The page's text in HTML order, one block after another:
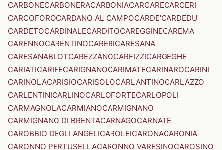
CARBONECARBONERACARBONIACARCARECARCERI
CARCOFOROCARDANO AL CAMPOCARDE'CARDEDU
CARDETOCARDINALECARDITOCAREGGINECAREMA
CARENNOCARENTINOCARERICARESANA
CARESANABLOTCAREZZANOCARFIZZICARGEGHE
CARIATICARIFECARIGNANOCARIMATECARINAROCARINI
CARINOLACARISIOCARISOLOCARLANTINOCARLAZZO
CARLENTINICARLINOCARLOFORTECARLOPOLI
CARMAGNOLACARMIANOCARMIGNANO
CARMIGNANO DI BRENTACARNAGOCARNATE
CAROBBIO DEGLI ANGELICAROLEICARONACARONIA
CARONNO PERTUSELLACARONNO VARESINOCAROSINO